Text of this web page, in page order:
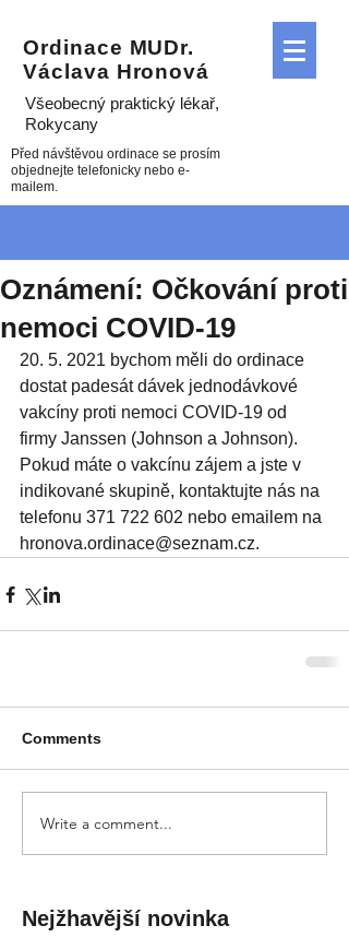
Ordinace MUDr.
Václava Hronová
Všeobecný praktický lékař,
Rokycany
Před návštěvou ordinace se prosím
objednejte telefonicky nebo e-
mailem.
Oznámení: Očkování proti
nemoci COVID-19
20. 5. 2021 bychom měli do ordinace
dostat padesát dávek jednodávkové
vakcíny proti nemoci COVID-19 od
firmy Janssen (Johnson a Johnson).
Pokud máte o vakcínu zájem a jste v
indikované skupině, kontaktujte nás na
telefonu 371 722 602 nebo emailem na
hronova.ordinace@seznam.cz.
Comments
Write a comment...
Nejžhavější novinka